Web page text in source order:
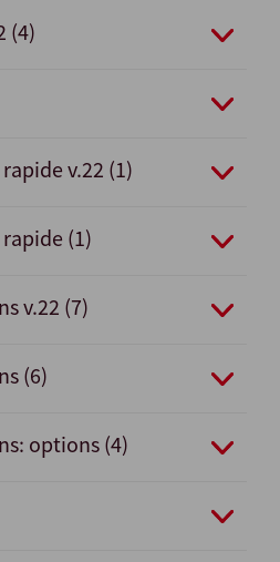
(4)
v.22 (1)
(1)
v.22 (7)
(6)
options (4)